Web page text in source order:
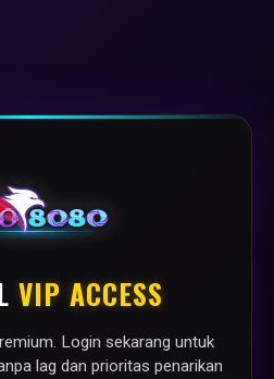
VIP ACCESS
Login sekarang untuk
lag dan prioritas penarikan